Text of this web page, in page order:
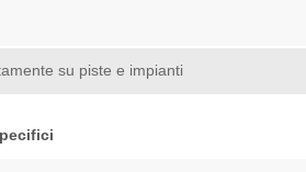
su piste e impianti